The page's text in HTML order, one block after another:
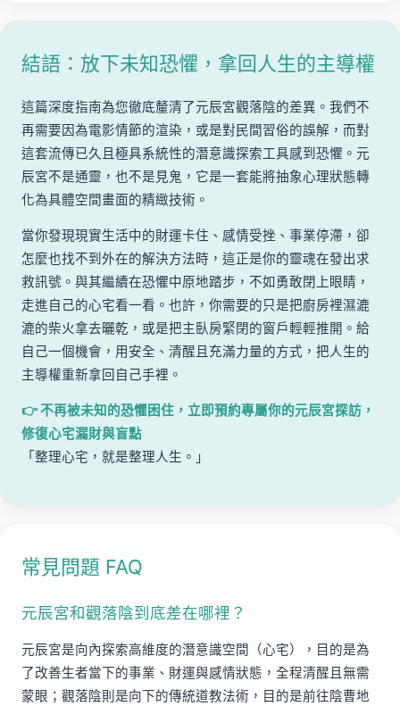
結語：放下未知恐懼，拿回人生的主導權
這篇深度指南為您徹底釐清了元辰宮觀落陰的差異。我們不
再需要因為電影情節的渲染，或是對民間習俗的誤解，而對
這套流傳已久且極具系統性的潛意識探索工具感到恐懼。元
辰宮不是通靈，也不是見鬼，它是一套能將抽象心理狀態轉
化為具體空間畫面的精緻技術。
當你發現現實生活中的財運卡住、感情受挫、事業停滯，卻
怎麼也找不到外在的解決方法時，這正是你的靈魂在發出求
救訊號。與其繼續在恐懼中原地踏步，不如勇敢閉上眼睛，
走進自己的心宅看一看。也許，你需要的只是把廚房裡濕漉
漉的柴火拿去曬乾，或是把主臥房緊閉的窗戶輕輕推開。給
自己一個機會，用安全、清醒且充滿力量的方式，把人生的
主導權重新拿回自己手裡。
👉 不再被未知的恐懼困住，立即預約專屬你的元辰宮探訪，
修復心宅漏財與盲點
「整理心宅，就是整理人生。」
常見問題 FAQ
元辰宮和觀落陰到底差在哪裡？
元辰宮是向內探索高維度的潛意識空間（心宅），目的是為
了改善生者當下的事業、財運與感情狀態，全程清醒且無需
蒙眼；觀落陰則是向下的傳統道教法術，目的是前往陰曹地